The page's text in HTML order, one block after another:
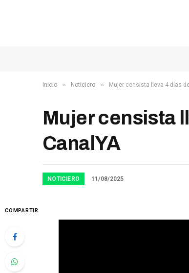
Inicio » Noticiero » Mujer censista lleva 4 días
Mujer censista
CanalYA
NOTICIERO 11/08/2025
COMPARTIR